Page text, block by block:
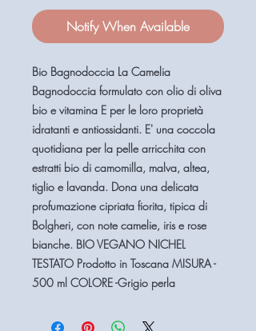
Notify When Available
Bio Bagnodoccia La Camelia
Bagnodoccia formulato con olio di oliva
bio e vitamina E per le loro proprietà
idratanti e antiossidanti. E' una coccola
quotidiana per la pelle arricchita con
estratti bio di camomilla, malva, altea,
tiglio e lavanda. Dona una delicata
profumazione cipriata fiorita, tipica di
Bolgheri, con note camelie, iris e rose
bianche. BIO VEGANO NICHEL
TESTATO Prodotto in Toscana MISURA -
500 ml COLORE -Grigio perla